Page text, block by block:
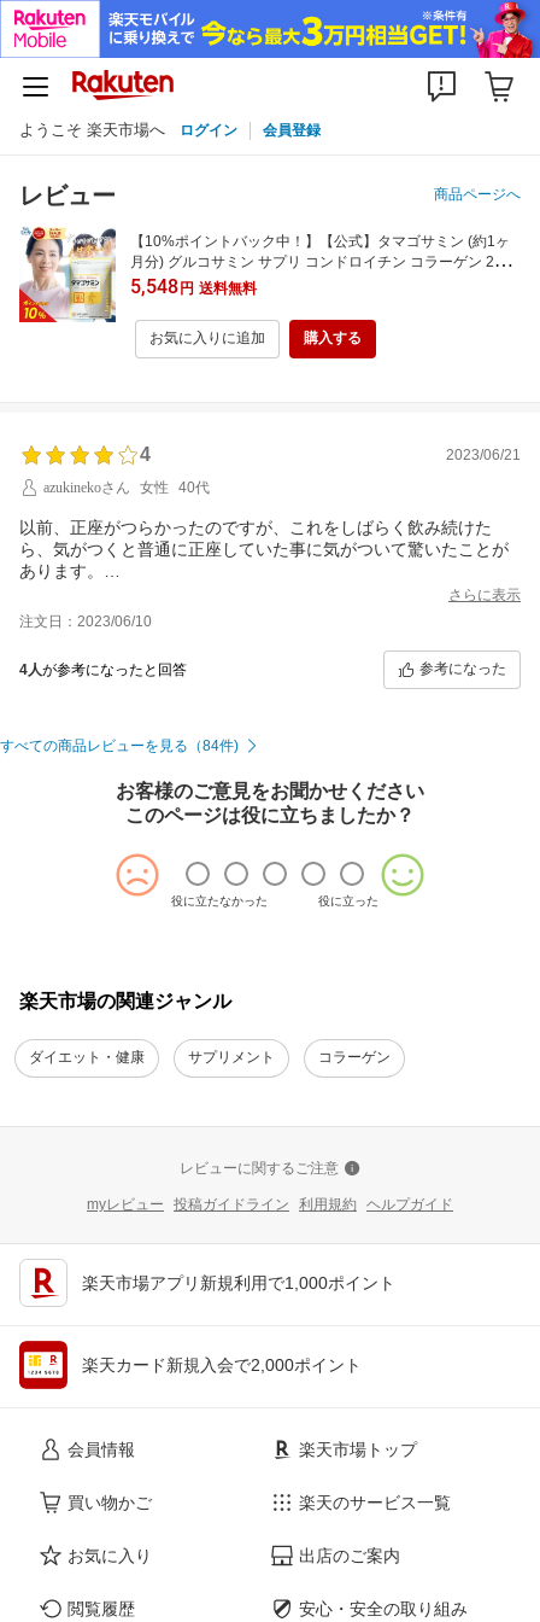
ようこそ 楽天市場へ ログイン 会員登録
レビュー 商品ページへ
【10%ポイントバック中！】【公式】タマゴサミン (約1ヶ
月分) グルコサミン サプリ コンドロイチン コラーゲン 2型
コラーゲン コラーゲン サプリメント たまごさみん iHA タマ
ゴ基地 成分 軟骨 健康 膝の軟骨 軟骨成分 軟骨成分 卵
5,548円 送料無料
お気に入りに追加 購入する
4
2023/06/21
azukinekoさん
女性 40代
以前、正座がつらかったのですが、これをしばらく飲み続けた
ら、気がつくと普通に正座していた事に気がついて驚いたことが
あります。
もう少し安ければ良いんですが、効果はあると思います。
さらに表示
注文日：2023/06/10
4人が参考になったと回答 参考になった
すべての商品レビューを見る（84件)
お客様のご意見をお聞かせください
このページは役に立ちましたか？
役に立たなかった 役に立った
楽天市場の関連ジャンル
ダイエット・健康 サプリメント コラーゲン
レビューに関するご注意
myレビュー 投稿ガイドライン 利用規約 ヘルプガイド
楽天市場アプリ新規利用で1,000ポイント
楽天カード新規入会で2,000ポイント
会員情報
買い物かご
お気に入り
閲覧履歴
楽天市場トップ
楽天のサービス一覧
出店のご案内
安心・安全の取り組み